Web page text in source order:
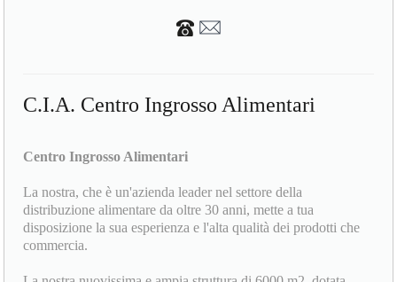
C.I.A. Centro Ingrosso Alimentari
Centro Ingrosso Alimentari
La nostra, che è un'azienda leader nel settore della
distribuzione alimentare da oltre 30 anni, mette a tua
disposizione la sua esperienza e l'alta qualità dei prodotti che
commercia.